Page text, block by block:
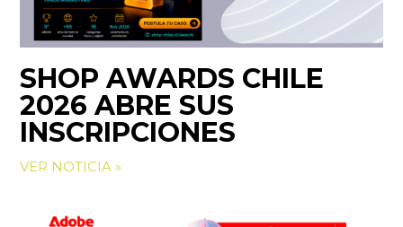
SHOP AWARDS CHILE
2026 ABRE SUS
INSCRIPCIONES
VER NOTICIA »